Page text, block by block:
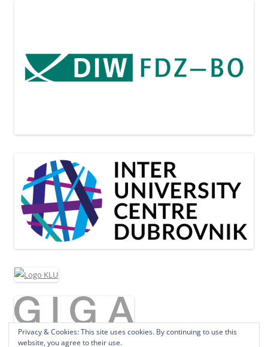
Privacy & Cookies: This site uses cookies. By continuing to use this
website, you agree to their use.